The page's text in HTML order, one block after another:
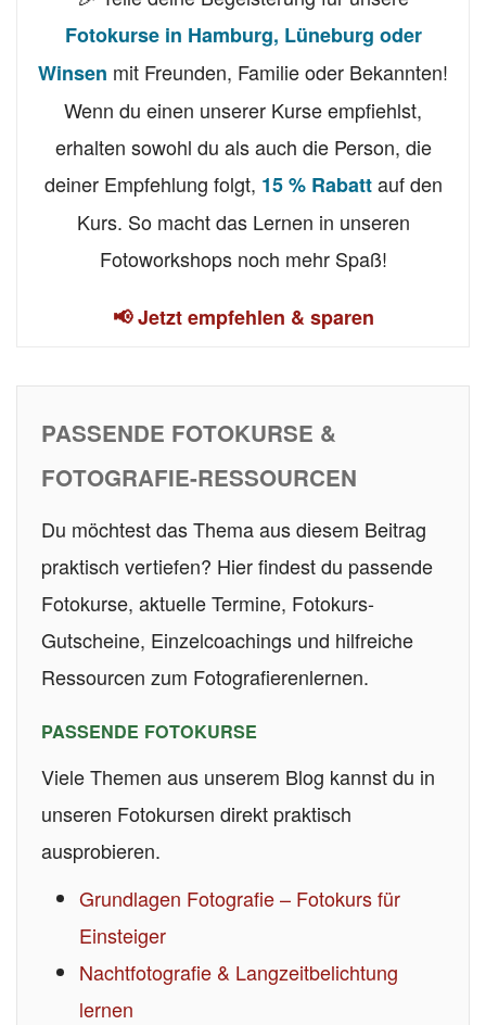
Fotokurse in Hamburg, Lüneburg oder
Winsen mit Freunden, Familie oder Bekannten!
Wenn du einen unserer Kurse empfiehlst,
erhalten sowohl du als auch die Person, die
deiner Empfehlung folgt, 15 % Rabattauf den
Kurs. So macht das Lernen in unseren
Fotoworkshops noch mehr Spaß!
📢 Jetzt empfehlen & sparen
PASSENDE FOTOKURSE &
FOTOGRAFIE-RESSOURCEN
Du möchtest das Thema aus diesem Beitrag
praktisch vertiefen? Hier findest du passende
Fotokurse, aktuelle Termine, Fotokurs-
Gutscheine, Einzelcoachings und hilfreiche
Ressourcen zum Fotografierenlernen.
PASSENDE FOTOKURSE
Viele Themen aus unserem Blog kannst du in
unseren Fotokursen direkt praktisch
ausprobieren.
Grundlagen Fotografie – Fotokurs für
Einsteiger
Nachtfotografie & Langzeitbelichtung
lernen